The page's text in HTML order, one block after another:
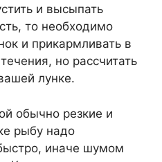
и высыпать
то необходимо
и прикармливать в
но рассчитать
лунке.
обычно резкие и
рыбу надо
иначе шумом